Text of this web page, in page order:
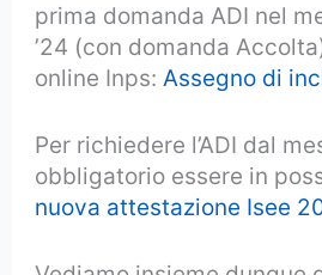
prima domanda ADI nel
’24 (con domanda
online Inps: Assegno di
Per richiedere l’ADI dal
obbligatorio essere in
nuova attestazione Isee